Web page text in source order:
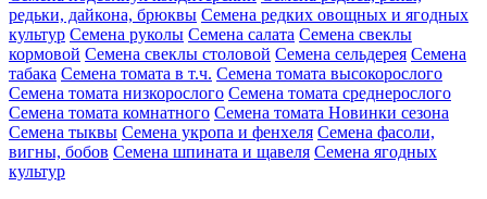
редьки, дайкона, брюквы Семена редких овощных и ягодных
культур Семена руколы Семена салата Семена свеклы
кормовой Семена свеклы столовой Семена сельдерея Семена
табака Семена томата в т.ч. Семена томата высокорослого
Семена томата низкорослого Семена томата среднерослого
Семена томата комнатного Семена томата Новинки сезона
Семена тыквы Семена укропа и фенхеля Семена фасоли,
вигны, бобов Семена шпината и щавеля Семена ягодных
культур